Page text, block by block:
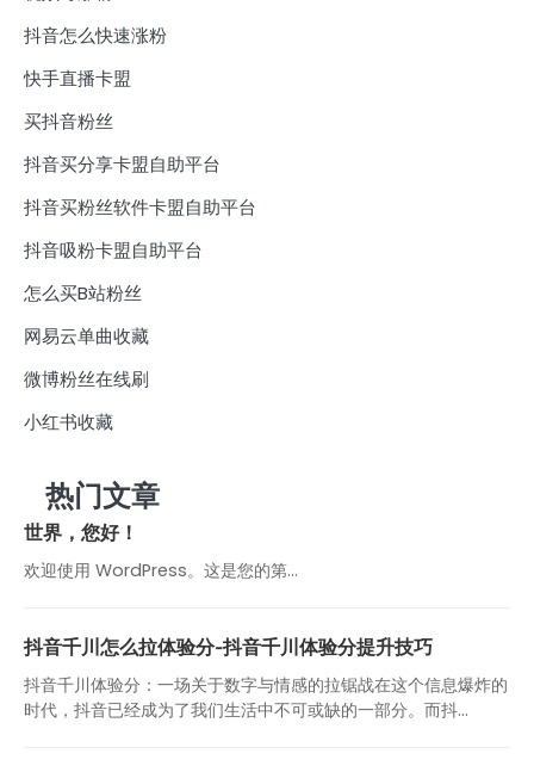
抖音怎么快速涨粉
快手直播卡盟
买抖音粉丝
抖音买分享卡盟自助平台
抖音买粉丝软件卡盟自助平台
抖音吸粉卡盟自助平台
怎么买B站粉丝
网易云单曲收藏
微博粉丝在线刷
小红书收藏
热门文章
世界，您好！
欢迎使用 WordPress。这是您的第…
抖音千川怎么拉体验分-抖音千川体验分提升技巧
抖音千川体验分：一场关于数字与情感的拉锯战在这个信息爆炸的
时代，抖音已经成为了我们生活中不可或缺的一部分。而抖...